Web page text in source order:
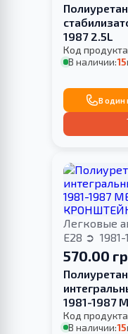
1987 2.5L
Код
В наличии:15
В один
Легковые
E28
1981-
570.00
1981-1987
Код
В наличии:15